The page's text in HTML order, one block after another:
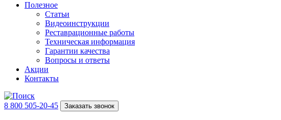
Полезное
Статьи
Видеоинструкции
Реставрационные работы
Техническая информация
Гарантии качества
Вопросы и ответы
Акции
Контакты
8 800 505-20-45 Заказать звонок